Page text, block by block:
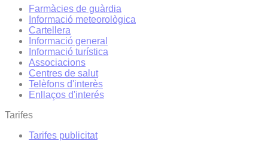
Farmàcies de guàrdia
Informació meteorològica
Cartellera
Informació general
Informació turística
Associacions
Centres de salut
Telèfons d'interès
Enllaços d'interés
Tarifes
Tarifes publicitat